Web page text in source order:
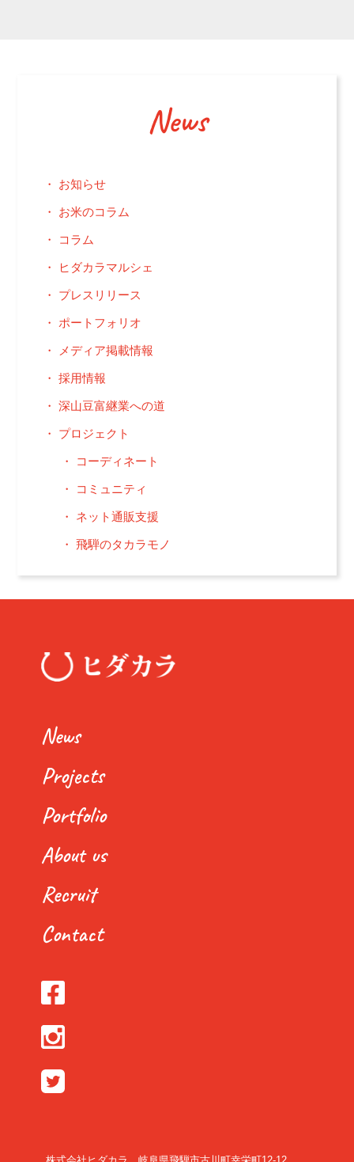
News
お知らせ
お米のコラム
コラム
ヒダカラマルシェ
プレスリリース
ポートフォリオ
メディア掲載情報
採用情報
深山豆富継業への道
プロジェクト
コーディネート
コミュニティ
ネット通販支援
飛騨のタカラモノ
News
Projects
Portfolio
About us
Recruit
Contact